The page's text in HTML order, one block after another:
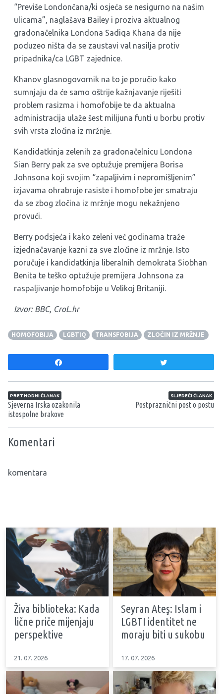
“Previše Londončana/ki osjeća se nesigurno na našim
ulicama”, naglašava Bailey i proziva aktualnog
gradonačelnika Londona Sadiqa Khana da nije
poduzeo ništa da se zaustavi val nasilja protiv
pripadnika/ca LGBT zajednice.
Khanov glasnogovornik na to je poručio kako
sumnjaju da će samo oštrije kažnjavanje riješiti
problem rasizma i homofobije te da aktualna
administracija ulaže šest milijuna funti u borbu protiv
svih vrsta zločina iz mržnje.
Kandidatkinja zelenih za gradonačelnicu Londona
Sian Berry pak za sve optužuje premijera Borisa
Johnsona koji svojim “zapaljivim i nepromišljenim”
izjavama ohrabruje rasiste i homofobe jer smatraju
da se zbog zločina iz mržnje mogu nekažnjeno
provući.
Berry podsjeća i kako zeleni već godinama traže
izjednačavanje kazni za sve zločine iz mržnje. Isto
poručuje i kandidatkinja liberalnih demokrata Siobhan
Benita te teško optužuje premijera Johnsona za
raspaljivanje homofobije u Velikoj Britaniji.
Izvor: BBC, CroL.hr
HOMOFOBIJA LGBTIQ TRANSFOBIJA ZLOČIN IZ MRŽNJE
Navigacija članaka
PRETHODNI ČLANAK
Sjeverna Irska ozakonila
istospolne brakove
SLJEDEĆI ČLANAK
Postpraznični post o postu
Komentari
komentara
Živa biblioteka: Kada
lične priče mijenjaju
perspektive
21. 07. 2026
Seyran Ateş: Islam i
LGBTI identitet ne
moraju biti u sukobu
17. 07. 2026